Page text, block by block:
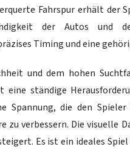
Fahrspur erhält der
der Autos und
Timing und eine
und dem hohen
ständige
Spannung, die den
zu verbessern. Die visuelle
Es ist ein ideales Spiel